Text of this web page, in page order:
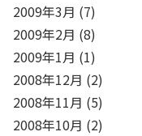
2009年3月 (7)
2009年2月 (8)
2009年1月 (1)
2008年12月 (2)
2008年11月 (5)
2008年10月 (2)